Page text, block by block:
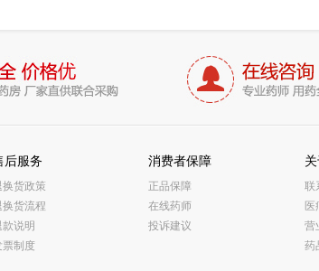
后服务
换货政策
换货流程
款说明
票制度
消费者保障
正品保障
在线药师
投诉建议
联
医
营
药